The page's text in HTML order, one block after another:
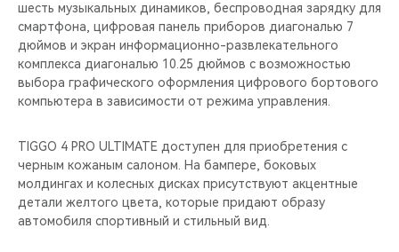
шесть музыкальных динамиков, беспроводная зарядку для
смартфона, цифровая панель приборов диагональю 7
дюймов и экран информационно-развлекательного
комплекса диагональю 10.25 дюймов с возможностью
выбора графического оформления цифрового бортового
компьютера в зависимости от режима управления.
TIGGO 4 PRO ULTIMATE доступен для приобретения c
черным кожаным салоном. На бампере, боковых
молдингах и колесных дисках присутствуют акцентные
детали желтого цвета, которые придают образу
автомобиля спортивный и стильный вид.